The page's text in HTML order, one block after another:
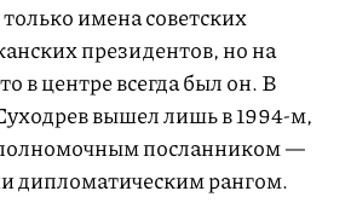
имена советских
президентов, но на
в центре всегда был он. В
вышел лишь в 1994-м,
посланником —
дипломатическим рангом.